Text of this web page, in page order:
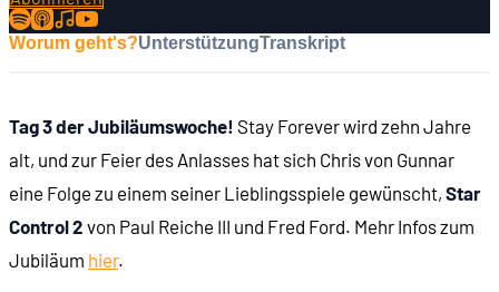
00:30:00 Star Control 2: Die Vorgeschichte
00:38:48 Im Sonnensystem
00:40:41
Worum geht's?UnterstützungTranskript
Tag 3 der Jubiläumswoche! Stay Forever wird zehn Jahre
alt, und zur Feier des Anlasses hat sich Chris von Gunnar
eine Folge zu einem seiner Lieblingsspiele gewünscht, Star
Control 2 von Paul Reiche III und Fred Ford. Mehr Infos zum
Jubiläum hier.